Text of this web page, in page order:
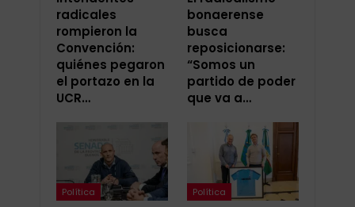
radicales
rompieron la
Convención:
quiénes pegaron
el portazo en la
UCR…
bonaerense
busca
reposicionarse:
“Somos un
partido de poder
que va a…
Política Política